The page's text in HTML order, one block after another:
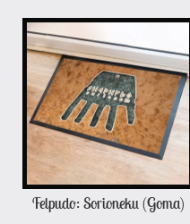
era:
15,00 €.
es:
12,95 €.
Felpudo: Sorioneku (Goma)